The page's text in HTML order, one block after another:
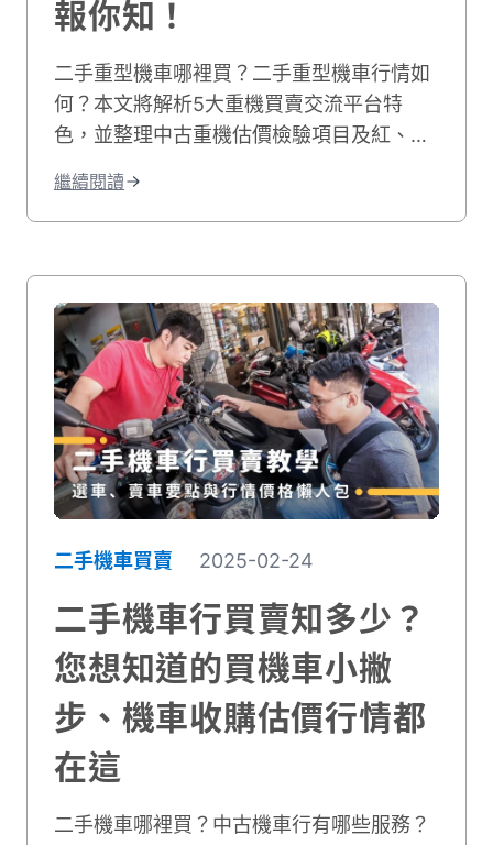
報你知！
二手重型機車哪裡買？二手重型機車行情如
何？本文將解析5大重機買賣交流平台特
色，並整理中古重機估價檢驗項目及紅、黃
注意事項，幫助你完成重型機車二手買賣！
繼續閱讀
二手機車買賣 2025-02-24
二手機車行買賣知多少？
您想知道的買機車小撇
步、機車收購估價行情都
在這
二手機車哪裡買？中古機車行有哪些服務？